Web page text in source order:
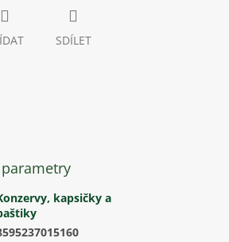
SDÍLET
kapsičky a